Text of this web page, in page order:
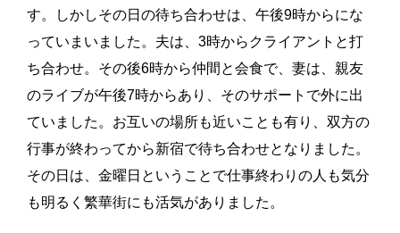
す。しかしその日の待ち合わせは、午後9時からにな
っていまいました。夫は、3時からクライアントと打
ち合わせ。その後6時から仲間と会食で、妻は、親友
のライブが午後7時からあり、そのサポートで外に出
ていました。お互いの場所も近いことも有り、双方の
行事が終わってから新宿で待ち合わせとなりました。
その日は、金曜日ということで仕事終わりの人も気分
も明るく繁華街にも活気がありました。